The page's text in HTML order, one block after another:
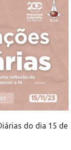
do dia 15 de